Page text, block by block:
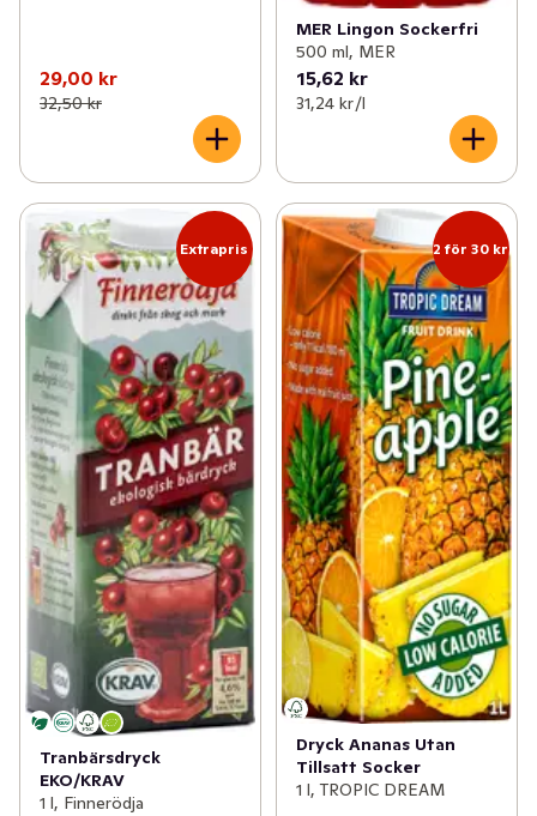
29,00 kr
32,50 kr
MER Lingon Sockerfri
500 ml, MER
15,62 kr
31,24 kr /l
Extrapris
Tranbärsdryck
EKO/KRAV
1 l, Finnerödja
2 för 30 kr
Dryck Ananas Utan
Tillsatt Socker
1 l, TROPIC DREAM